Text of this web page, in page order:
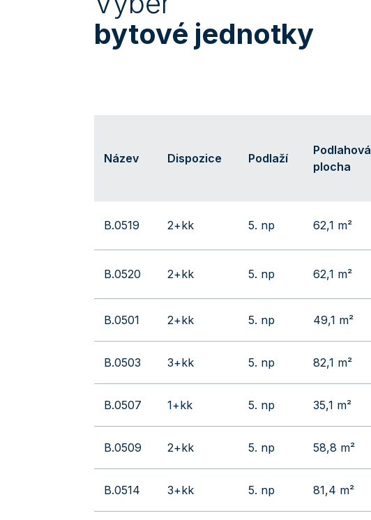
bytové jednotky
Název Dispozice Podlaží
Podlahová
plocha
B.0519 2+kk 5. np 62,1 m²
B.0520 2+kk 5. np 62,1 m²
B.0501 2+kk 5. np 49,1 m²
B.0503 3+kk 5. np 82,1 m²
B.0507 1+kk 5. np 35,1 m²
B.0509 2+kk 5. np 58,8 m²
B.0514 3+kk 5. np 81,4 m²